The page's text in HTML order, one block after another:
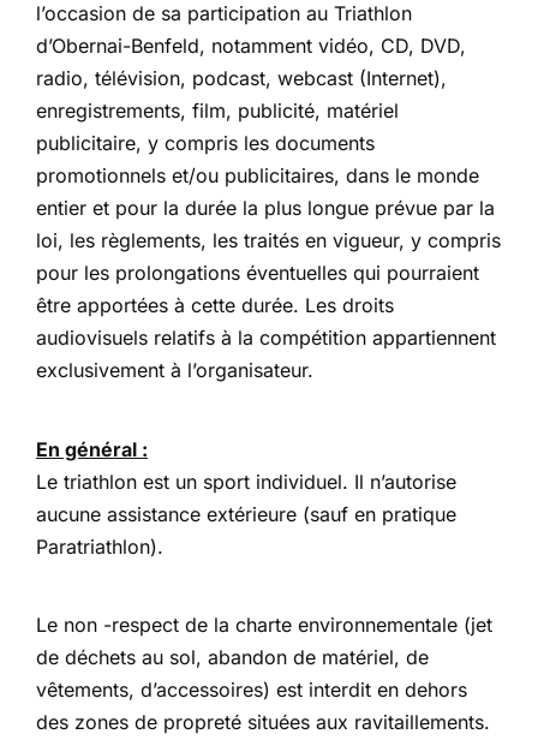
l’occasion de sa participation au Triathlon
d’Obernai-Benfeld, notamment vidéo, CD, DVD,
radio, télévision, podcast, webcast (Internet),
enregistrements, film, publicité, matériel
publicitaire, y compris les documents
promotionnels et/ou publicitaires, dans le monde
entier et pour la durée la plus longue prévue par la
loi, les règlements, les traités en vigueur, y compris
pour les prolongations éventuelles qui pourraient
être apportées à cette durée. Les droits
audiovisuels relatifs à la compétition appartiennent
exclusivement à l’organisateur.
En général :
Le triathlon est un sport individuel. Il n’autorise
aucune assistance extérieure (sauf en pratique
Paratriathlon).
Le non -respect de la charte environnementale (jet
de déchets au sol, abandon de matériel, de
vêtements, d’accessoires) est interdit en dehors
des zones de propreté situées aux ravitaillements.